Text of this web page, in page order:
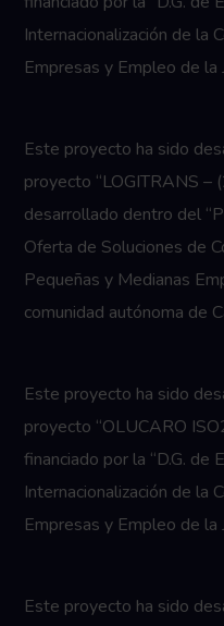
Internacionalización de la
Empresas y Empleo de la
Este proyecto ha sido
proyecto “LOGITRANS
desarrollado dentro del
Oferta de Soluciones de
Pequeñas y Medianas
comunidad autónoma de
Este proyecto ha sido
proyecto “OLUCARO
financiado por la “D.G. de
Internacionalización de la
Empresas y Empleo de la
Este proyecto ha sido